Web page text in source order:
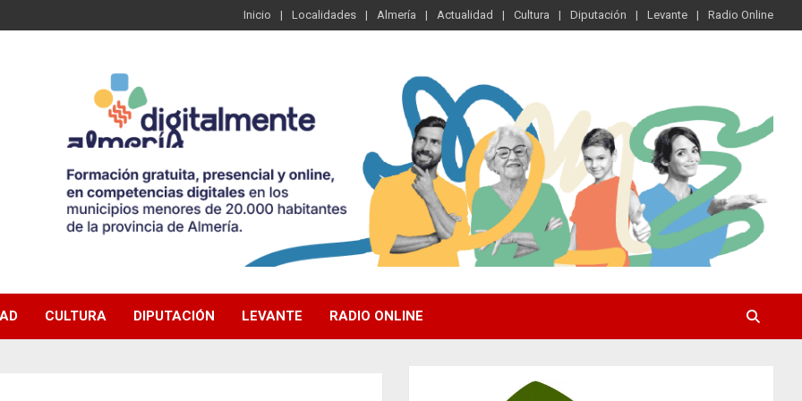
Inicio Localidades Almería Actualidad Cultura Diputación Levante Radio Online
CULTURA DIPUTACIÓN LEVANTE RADIO ONLINE